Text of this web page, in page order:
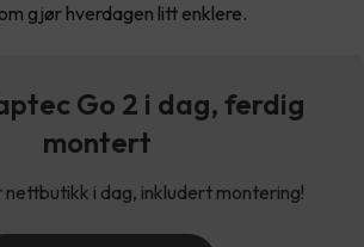
gjør hverdagen litt enklere.
Go 2 i dag, ferdig
montert
nettbutikk i dag, inkludert montering!